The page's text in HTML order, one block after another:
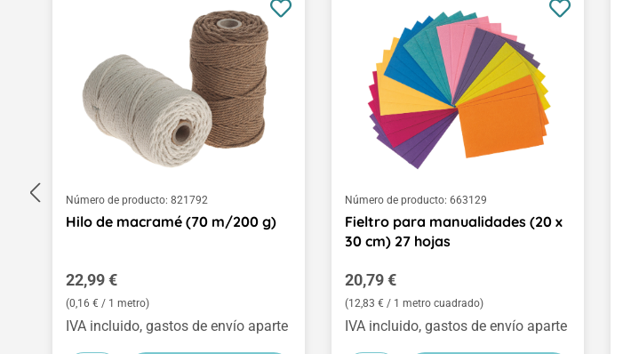
Número de producto: 821792
Hilo de macramé (70 m/200 g)
Precio normal:
22,99 €
(0,16 € / 1 metro)
IVA incluido, gastos de envío aparte
Número de producto: 663129
Fieltro para manualidades (20 x
30 cm) 27 hojas
Precio normal:
20,79 €
(12,83 € / 1 metro cuadrado)
IVA incluido, gastos de envío aparte